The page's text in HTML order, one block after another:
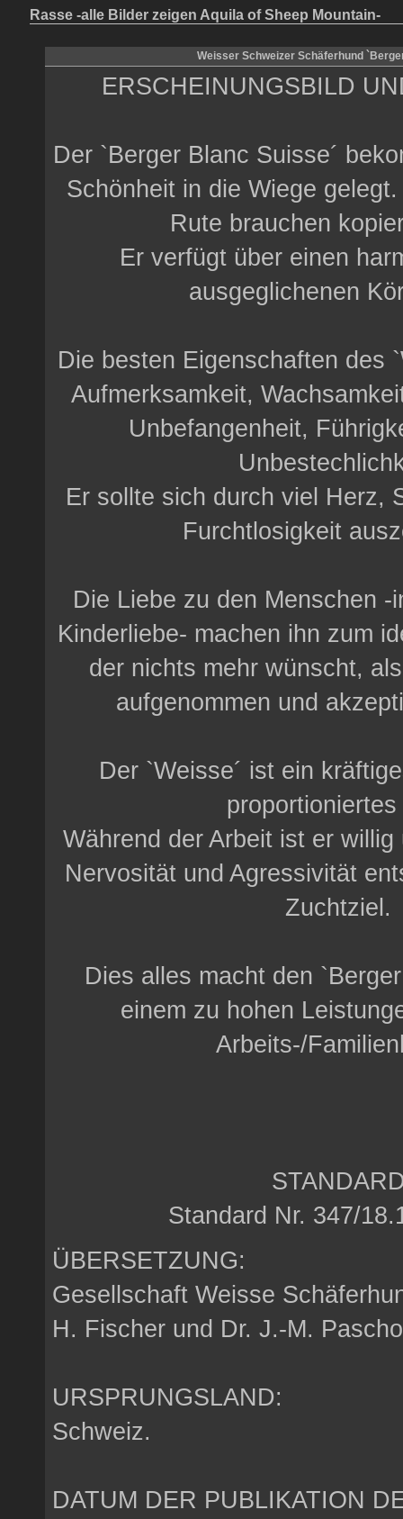
Rasse -alle Bilder zeigen Aquila of Sheep Mountain-
Weisser Schweizer Schäferhund
ERSCHEINUNGSBILD
Der `Berger Blanc Suisse´
Schönheit in die Wiege
Rute brauchen
Er verfügt über einen
ausgeglichenen
Die besten Eigenschaften des
Aufmerksamkeit,
Unbefangenheit,
Er sollte sich durch viel Herz,
Furchtlosigkeit
Die Liebe zu den Menschen -
Kinderliebe- machen ihn zum
der nichts mehr wünscht,
aufgenommen und
Der `Weisse´ ist ein
proportioniertes
Während der Arbeit ist er
Nervosität und Agressivität
Zuchtziel.
Dies alles macht den
einem zu hohen
Arbeits-/
Standard Nr. 347/
ÜBERSETZUNG:
Gesellschaft Weisse
H. Fischer und Dr. J.-M.
URSPRUNGSLAND:
Schweiz.
DATUM DER PUBLIKATION